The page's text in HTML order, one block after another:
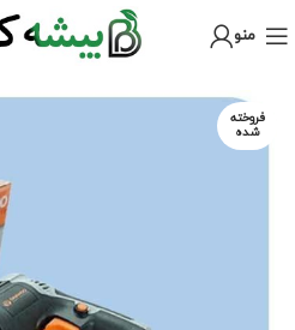
منو
فروخته
شده